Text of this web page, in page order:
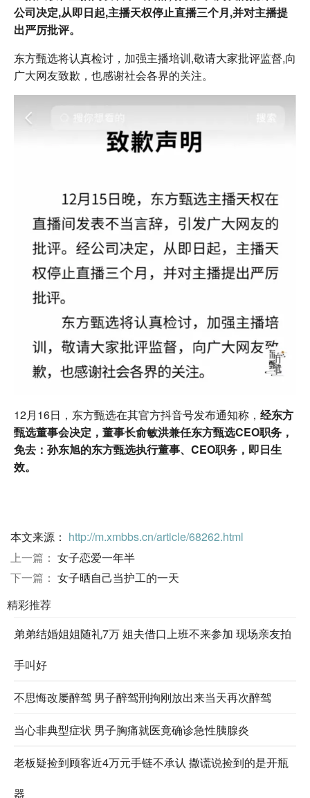
公司决定,从即日起,主播天权停止直播三个月,并对主播提
出严厉批评。
东方甄选将认真检讨，加强主播培训,敬请大家批评监督,向
广大网友致歉，也感谢社会各界的关注。
12月16日，东方甄选在其官方抖音号发布通知称， 经东方
甄选董事会决定，董事长俞敏洪兼任东方甄选CEO职务，
免去：孙东旭的东方甄选执行董事、CEO职务，即日生
效。
本文来源： http://m.xmbbs.cn/article/68262.html
上一篇： 女子恋爱一年半
下一篇： 女子晒自己当护工的一天
精彩推荐
弟弟结婚姐姐随礼7万 姐夫借口上班不来参加 现场亲友拍
手叫好
不思悔改屡醉驾 男子醉驾刑拘刚放出来当天再次醉驾
当心非典型症状 男子胸痛就医竟确诊急性胰腺炎
老板疑捡到顾客近4万元手链不承认 撒谎说捡到的是开瓶
器